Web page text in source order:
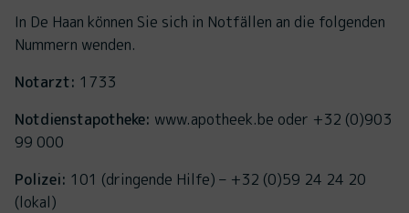
In De Haan können Sie sich in Notfällen an die folgenden
Nummern wenden.
Notarzt: 1733
Notdienstapotheke: www.apotheek.be oder +32 (0)903
99 000
Polizei: 101 (dringende Hilfe) – +32 (0)59 24 24 20
(lokal)